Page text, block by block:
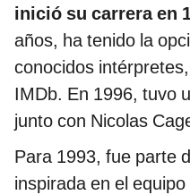
inició su carrera en
años, ha tenido la
conocidos
IMDb. En 1996, tuvo
junto con Nicolas
Para 1993, fue parte
inspirada en el